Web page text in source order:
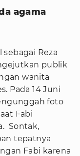
agama
Reza
publik
wanita
Pada 14 Juni
foto
Fabi
Sontak,
tepatnya
Fabi karena